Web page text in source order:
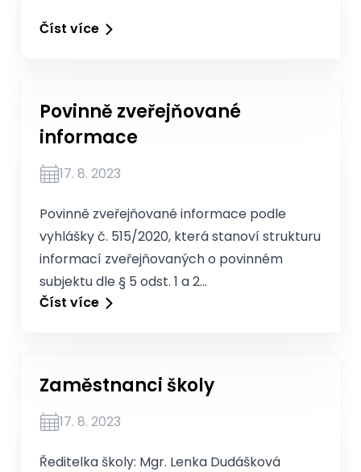
Číst více
Povinně zveřejňované
informace
17. 8. 2023
Povinně zveřejňované informace podle
vyhlášky č. 515/2020, která stanoví strukturu
informací zveřejňovaných o povinném
subjektu dle § 5 odst. 1 a 2…
Číst více
Zaměstnanci školy
17. 8. 2023
Ředitelka školy: Mgr. Lenka Dudášková